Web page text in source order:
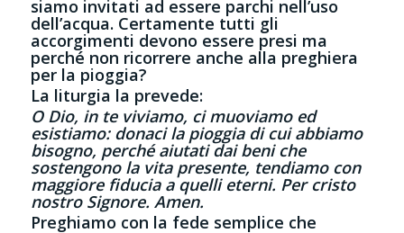
siamo invitati ad essere parchi nell’uso
dell’acqua. Certamente tutti gli
accorgimenti devono essere presi ma
perché non ricorrere anche alla preghiera
per la pioggia?
La liturgia la prevede:
O Dio, in te viviamo, ci muoviamo ed
esistiamo: donaci la pioggia di cui abbiamo
bisogno, perché aiutati dai beni che
sostengono la vita presente, tendiamo con
maggiore fiducia a quelli eterni. Per cristo
nostro Signore. Amen.
Preghiamo con la fede semplice che